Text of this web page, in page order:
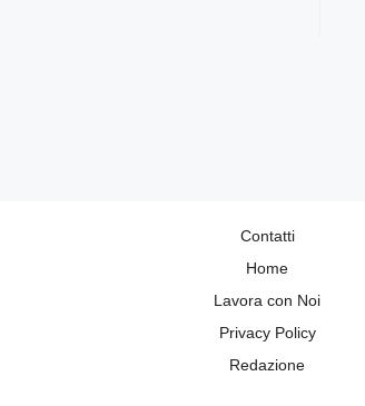
Contatti
Home
Lavora con Noi
Privacy Policy
Redazione